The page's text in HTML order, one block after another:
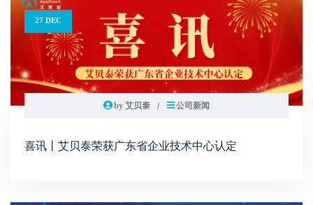
27 DEC
by 艾贝泰 公司新闻
喜讯丨艾贝泰荣获广东省企业技术中心认定